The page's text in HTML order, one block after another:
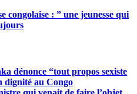
congolaise : ” une jeunesse qui
dénonce “tout propos sexiste
dignité au Congo